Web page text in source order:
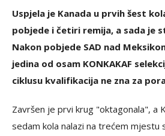
Uspjela je Kanada u prvih šest
pobjede i četiri remija, a sada je
Nakon pobjede SAD nad
jedina od osam KONKAKAF
ciklusu kvalifikacija ne zna za
Završen je prvi krug "oktagonala", a
sedam kola nalazi na trećem mjestu